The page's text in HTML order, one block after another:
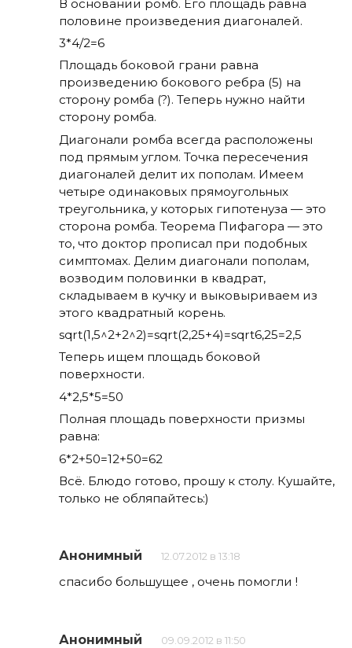
В основании ромб. Его площадь равна
половине произведения диагоналей.
3*4/2=6
Площадь боковой грани равна
произведению бокового ребра (5) на
сторону ромба (?). Теперь нужно найти
сторону ромба.
Диагонали ромба всегда расположены
под прямым углом. Точка пересечения
диагоналей делит их пополам. Имеем
четыре одинаковых прямоугольных
треугольника, у которых гипотенуза — это
сторона ромба. Теорема Пифагора — это
то, что доктор прописал при подобных
симптомах. Делим диагонали пополам,
возводим половинки в квадрат,
складываем в кучку и выковыриваем из
этого квадратный корень.
sqrt(1,5^2+2^2)=sqrt(2,25+4)=sqrt6,25=2,5
Теперь ищем площадь боковой
поверхности.
4*2,5*5=50
Полная площадь поверхности призмы
равна:
6*2+50=12+50=62
Всё. Блюдо готово, прошу к столу. Кушайте,
только не обляпайтесь:)
Анонимный 12.07.2012 в 13:18
спасибо большущее , очень помогли !
Анонимный 09.09.2012 в 11:50